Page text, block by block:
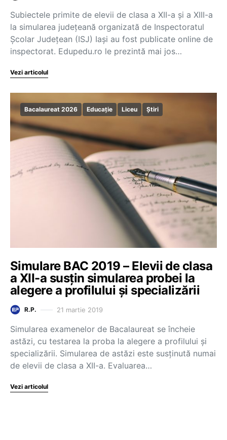
Subiectele primite de elevii de clasa a XII-a și a XIII-a
la simularea județeană organizată de Inspectoratul
Școlar Județean (ISJ) Iași au fost publicate online de
inspectorat. Edupedu.ro le prezintă mai jos…
Vezi articolul
Bacalaureat 2026 Educație Liceu Știri
Simulare BAC 2019 – Elevii de clasa
a XII-a susțin simularea probei la
alegere a profilului și specializării
R.P. 21 martie 2019
Simularea examenelor de Bacalaureat se încheie
astăzi, cu testarea la proba la alegere a profilului și
specializării. Simularea de astăzi este susținută numai
de elevii de clasa a XII-a. Evaluarea…
Vezi articolul